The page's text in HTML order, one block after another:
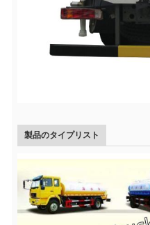
製品のタイプリスト